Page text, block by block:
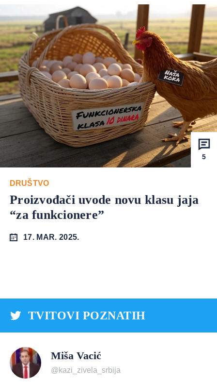
5
DRUŠTVO
Proizvođači uvode novu klasu jaja
“za funkcionere”
17. MAR. 2025.
TVITOVI POZNATIH
Miša Vacić
@kazi_zivela_srbija